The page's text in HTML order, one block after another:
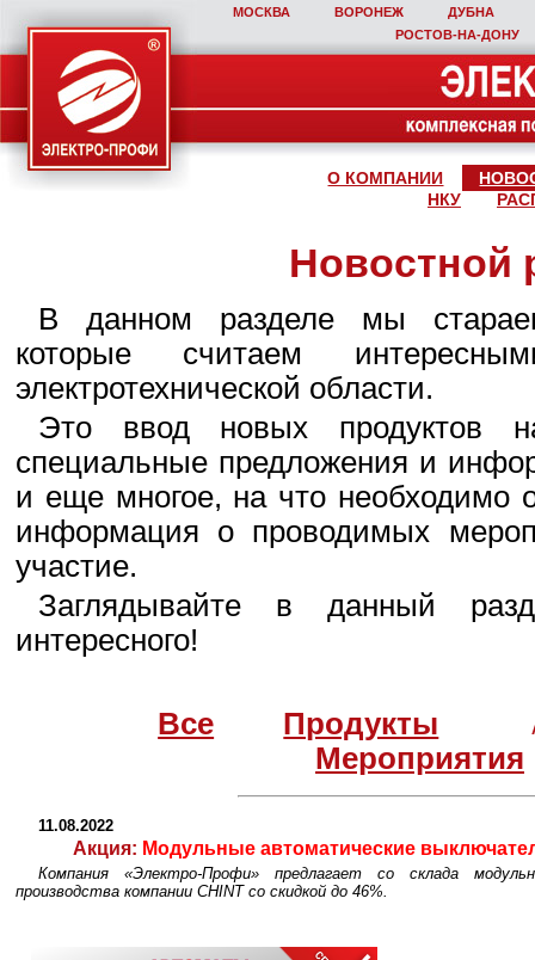
МОСКВА ВОРОНЕЖ
ДУБНА
РОСТОВ‑НА‑ДОНУ
О КОМПАНИИ
НКУ
Новостной
В данном разделе мы
которые считаем
электротехнической области.
Это ввод новых продуктов
специальные предложения и
и еще многое, на что необходимо
информация о проводимых
участие.
Заглядывайте в данный
интересного!
Все Продукты
Мероприятия
11.08.2022
Акция: Модульные автоматические
Компания «Электро-Профи» предлагает со склада
производства компании CHINT со скидкой до 46%.